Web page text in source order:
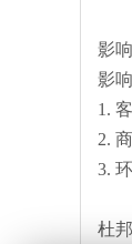
影
影
1.
2.
3.
杜